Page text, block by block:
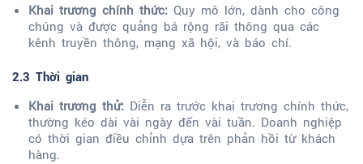
Khai trương chính thức: Quy mô lớn, dành cho công
chúng và được quảng bá rộng rãi thông qua các
kênh truyền thông, mạng xã hội, và báo chí.
2.3 Thời gian
Khai trương thử: Diễn ra trước khai trương chính thức,
thường kéo dài vài ngày đến vài tuần. Doanh nghiệp
có thời gian điều chỉnh dựa trên phản hồi từ khách
hàng.